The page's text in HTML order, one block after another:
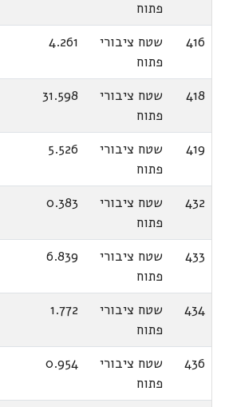
פתוח
416
שטח ציבורי
פתוח
4.261
418
שטח ציבורי
פתוח
31.598
419
שטח ציבורי
פתוח
5.526
432
שטח ציבורי
פתוח
0.383
433
שטח ציבורי
פתוח
6.839
434
שטח ציבורי
פתוח
1.772
436
שטח ציבורי
פתוח
0.954